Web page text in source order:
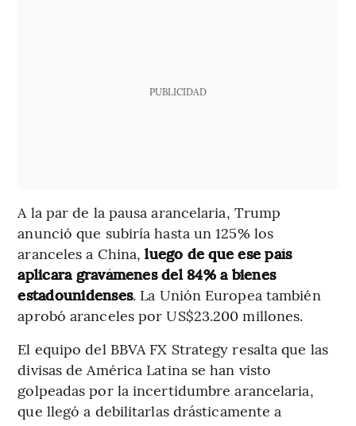
PUBLICIDAD
A la par de la pausa arancelaria, Trump
anunció que subiría hasta un 125% los
aranceles a China,luego de que ese país
aplicara gravámenes del 84% a bienes
estadounidenses. La Unión Europea también
aprobó aranceles por US$23.200 millones.
El equipo del BBVA FX Strategy resalta que las
divisas de América Latina se han visto
golpeadas por la incertidumbre arancelaria,
que llegó a debilitarlas drásticamente a